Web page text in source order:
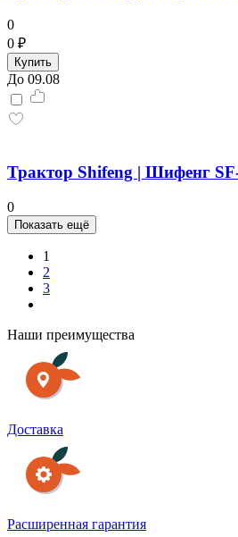
0
0 ₽
Купить
До 09.08
Трактор Shifeng | Шифенг
0
Показать ещё
1
2
3
Наши преимущества
Доставка
Расширенная гарантия